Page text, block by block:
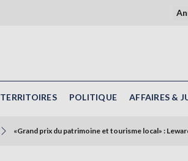
TERRITOIRES POLITIQUE AFFAIRES &
«Grand prix du patrimoine et tourisme local» :